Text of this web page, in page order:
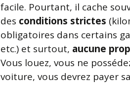
facile. Pourtant, il cache
des conditions strictes
obligatoires dans certains
etc.) et surtout, aucune
Vous louez, vous ne
voiture, vous devrez payer